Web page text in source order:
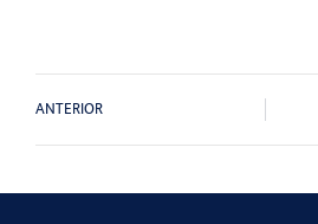
ANTERIOR